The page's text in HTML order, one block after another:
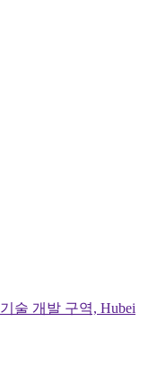
술 개발 구역, Hubei